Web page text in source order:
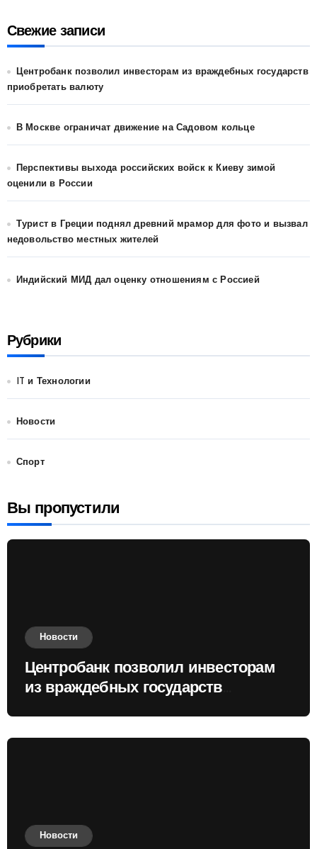
Свежие записи
Центробанк позволил инвесторам из враждебных государств
приобретать валюту
В Москве ограничат движение на Садовом кольце
Перспективы выхода российских войск к Киеву зимой
оценили в России
Турист в Греции поднял древний мрамор для фото и вызвал
недовольство местных жителей
Индийский МИД дал оценку отношениям с Россией
Рубрики
IT и Технологии
Новости
Спорт
Вы пропустили
Новости
Центробанк позволил инвесторам
из враждебных государств
Новости